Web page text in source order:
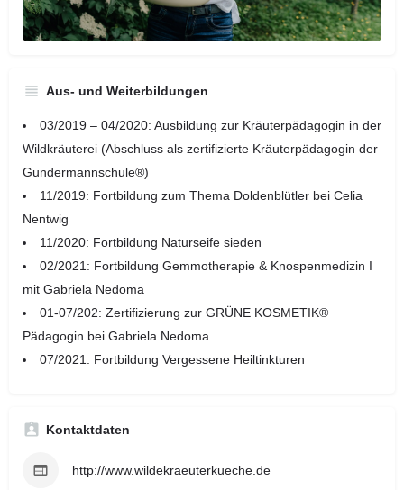
Aus- und Weiterbildungen
03/2019 – 04/2020: Ausbildung zur Kräuterpädagogin in der
Wildkräuterei (Abschluss als zertifizierte Kräuterpädagogin der
Gundermannschule®)
11/2019: Fortbildung zum Thema Doldenblütler bei Celia
Nentwig
11/2020: Fortbildung Naturseife sieden
02/2021: Fortbildung Gemmotherapie & Knospenmedizin I
mit Gabriela Nedoma
01-07/202: Zertifizierung zur GRÜNE KOSMETIK®
Pädagogin bei Gabriela Nedoma
07/2021: Fortbildung Vergessene Heiltinkturen
Kontaktdaten
http://www.wildekraeuterkueche.de